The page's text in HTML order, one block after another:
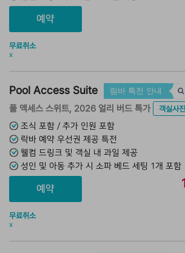
무료취소
x
Pool Access Suite 림바 특전 안내
풀 액세스 스위트, 2026 얼리 버드 특가
객실사진
조식 포함 / 추가 인원 포함
락바 예약 우선권 제공 특전
웰컴 드링크 및 객실 내 과일 제공
성인 및 아동 추가 시 소파 베드 세팅 1개 포함
무료취소
x